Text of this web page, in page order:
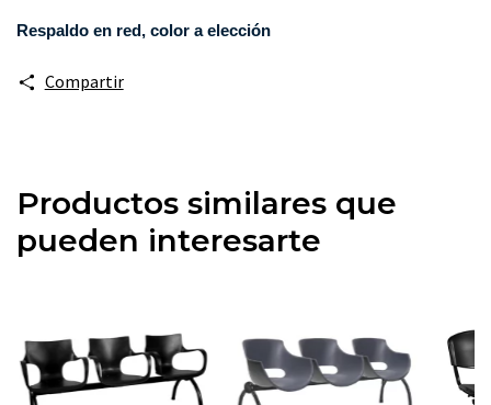
Respaldo en red, color a elección
Compartir
Productos similares que
pueden interesarte